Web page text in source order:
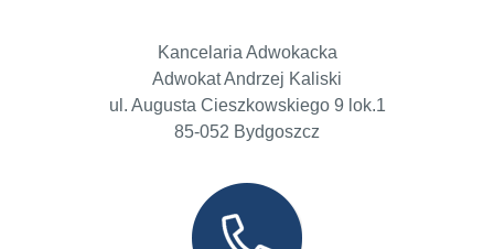
Kancelaria Adwokacka
Adwokat Andrzej Kaliski
ul. Augusta Cieszkowskiego 9 lok.1
85-052 Bydgoszcz